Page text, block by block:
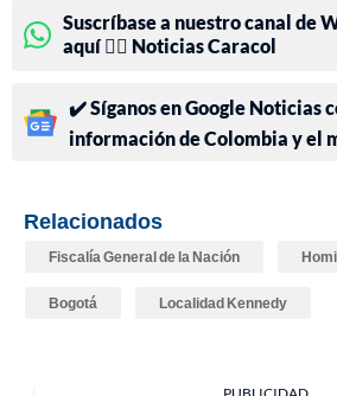
Suscríbase a nuestro canal de
aquí 👉🏻 Noticias Caracol
✔️ Síganos en Google Noticias
información de Colombia y el
Relacionados
Fiscalía General de la Nación
Bogotá Localidad Kennedy